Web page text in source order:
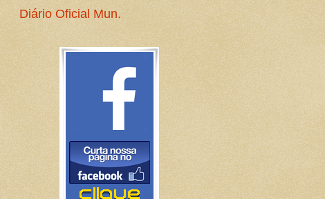
Diário Oficial Mun.